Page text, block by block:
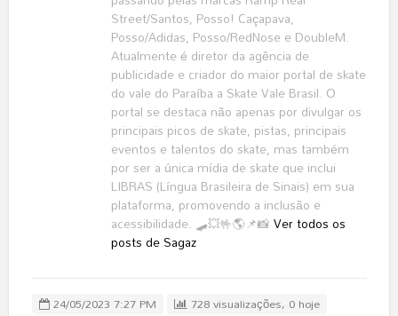
Street/Santos, Posso! Caçapava,
Posso/Adidas, Posso/RedNose e DoubleM.
Atualmente é diretor da agência de
publicidade e criador do maior portal de skate
do vale do Paraíba a Skate Vale Brasil. O
portal se destaca não apenas por divulgar os
principais picos de skate, pistas, principais
eventos e talentos do skate, mas também
por ser a única mídia de skate que inclui
LIBRAS (Língua Brasileira de Sinais) em sua
plataforma, promovendo a inclusão e
acessibilidade. 🛹💥🤟🌎📌📸Ver todos os
posts de Sagaz
24/05/2023 7:27 PM
728 visualizações, 0 hoje